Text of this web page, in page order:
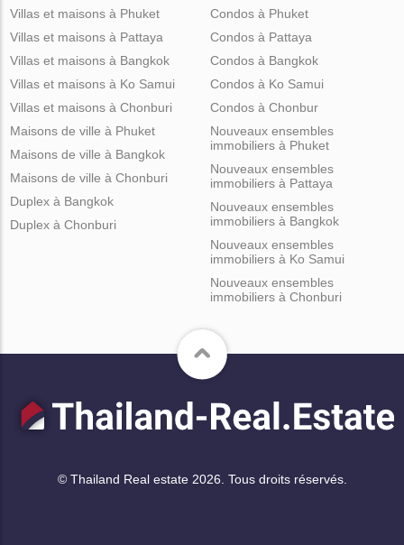
Villas et maisons à Phuket
Villas et maisons à Pattaya
Villas et maisons à Bangkok
Villas et maisons à Ko Samui
Villas et maisons à Chonburi
Condos à Phuket
Condos à Pattaya
Condos à Bangkok
Condos à Ko Samui
Condos à Chonbur
Maisons de ville à Phuket
Maisons de ville à Bangkok
Maisons de ville à Chonburi
Duplex à Bangkok
Duplex à Chonburi
Nouveaux ensembles
immobiliers à Phuket
Nouveaux ensembles
immobiliers à Pattaya
Nouveaux ensembles
immobiliers à Bangkok
Nouveaux ensembles
immobiliers à Ko Samui
Nouveaux ensembles
immobiliers à Chonburi
© Thailand Real estate 2026. Tous droits réservés.